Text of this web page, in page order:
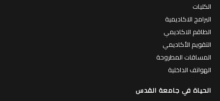
الكليات
البرامج الاكاديمية
الطاقم الاكاديمي
التقويم الأكاديمي
المساقات المطروحة
الهواتف الداخلية
الحياة في جامعة القدس